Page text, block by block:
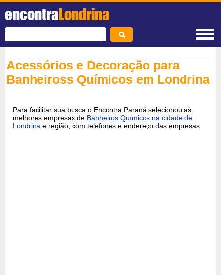
encontraLondrina
Acessórios e Decoração para
Banheiross Químicos em Londrina
Para facilitar sua busca o Encontra Paraná selecionou as
melhores empresas de Banheiros Químicos na cidade de
Londrina e região, com telefones e endereço das empresas.